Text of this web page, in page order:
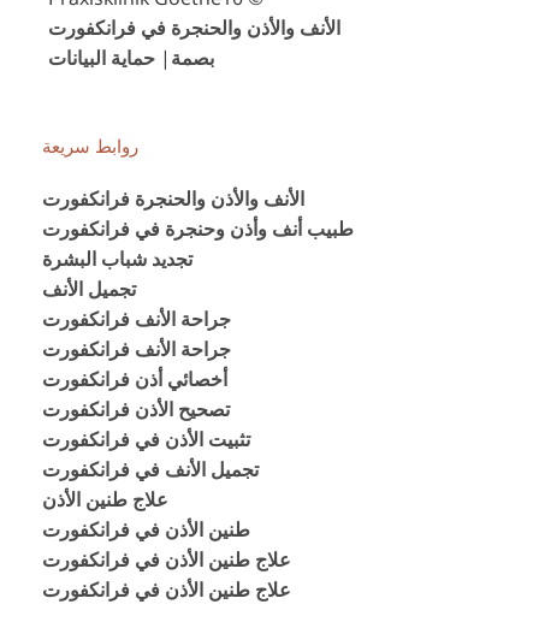
الأنف والأذن والحنجرة في فرانكفورت
بصمة | حماية البيانات
روابط سريعة
الأنف والأذن والحنجرة فرانكفورت
طبيب أنف وأذن وحنجرة في فرانكفورت
تجديد شباب البشرة
تجميل الأنف
جراحة الأنف فرانكفورت
جراحة الأنف فرانكفورت
أخصائي أذن فرانكفورت
تصحيح الأذن فرانكفورت
تثبيت الأذن في فرانكفورت
تجميل الأنف في فرانكفورت
علاج طنين الأذن
طنين الأذن في فرانكفورت
علاج طنين الأذن في فرانكفورت
علاج طنين الأذن في فرانكفورت